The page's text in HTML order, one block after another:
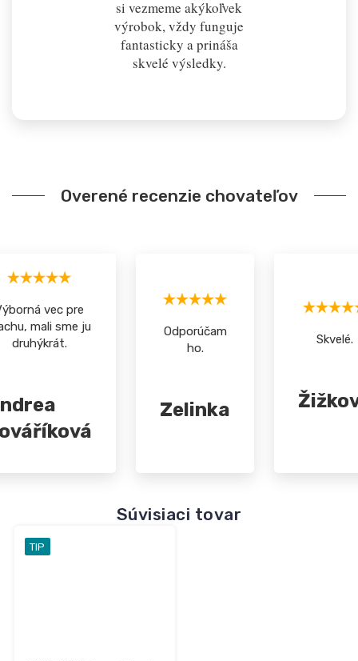
Súvisiaci tovar
TIP
si vezmeme akýkoľvek
výrobok, vždy funguje
fantasticky a prináša
skvelé výsledky.
Overené recenzie chovateľov
vec pre
mali sme ju
druhýkrát.
Odporúčam
ho.
Zelinka
Skvelé.